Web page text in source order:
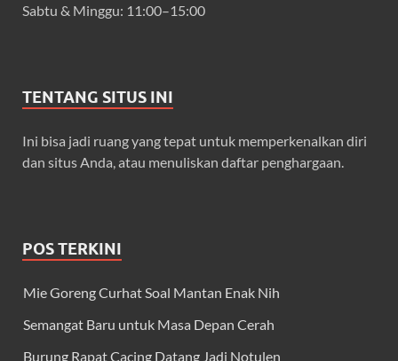
Sabtu & Minggu: 11:00–15:00
TENTANG SITUS INI
Ini bisa jadi ruang yang tepat untuk memperkenalkan diri
dan situs Anda, atau menuliskan daftar penghargaan.
POS TERKINI
Mie Goreng Curhat Soal Mantan Enak Nih
Semangat Baru untuk Masa Depan Cerah
Burung Rapat Cacing Datang Jadi Notulen